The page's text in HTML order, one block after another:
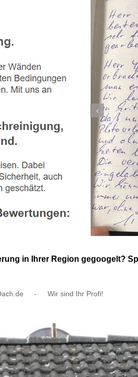
in Ihrer Region gegoogelt?
- Wir sind Ihr Profi!